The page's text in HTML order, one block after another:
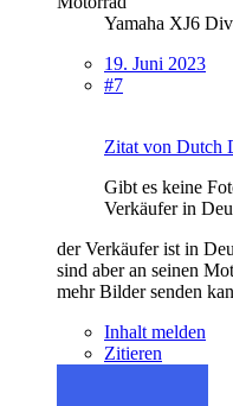
Yamaha XJ6
19. Juni 2023
#7
Zitat von Dutch
Gibt es keine
Verkäufer in
der Verkäufer ist in
sind aber an seinen
mehr Bilder senden
Inhalt melden
Zitieren